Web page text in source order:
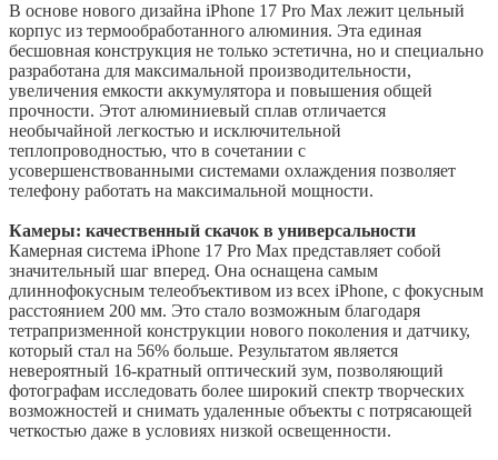
В основе нового дизайна iPhone 17 Pro Max лежит цельный
корпус из термообработанного алюминия. Эта единая
бесшовная конструкция не только эстетична, но и специально
разработана для максимальной производительности,
увеличения емкости аккумулятора и повышения общей
прочности. Этот алюминиевый сплав отличается
необычайной легкостью и исключительной
теплопроводностью, что в сочетании с
усовершенствованными системами охлаждения позволяет
телефону работать на максимальной мощности.
Камеры: качественный скачок в универсальности
Камерная система iPhone 17 Pro Max представляет собой
значительный шаг вперед. Она оснащена самым
длиннофокусным телеобъективом из всех iPhone, с фокусным
расстоянием 200 мм. Это стало возможным благодаря
тетрапризменной конструкции нового поколения и датчику,
который стал на 56% больше. Результатом является
невероятный 16-кратный оптический зум, позволяющий
фотографам исследовать более широкий спектр творческих
возможностей и снимать удаленные объекты с потрясающей
четкостью даже в условиях низкой освещенности.